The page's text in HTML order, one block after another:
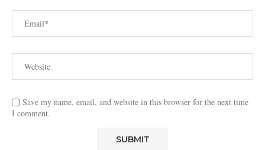
Save my name, email, and website in this browser for the next time
I comment.